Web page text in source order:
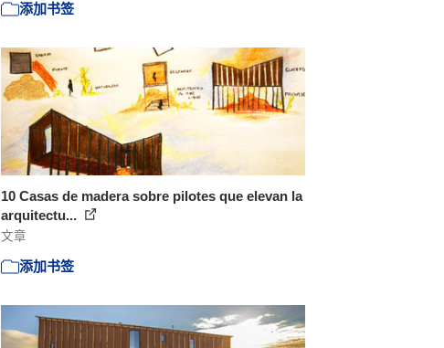
添加书签
10 Casas de madera sobre pilotes que elevan la
arquitectu...
文章
添加书签